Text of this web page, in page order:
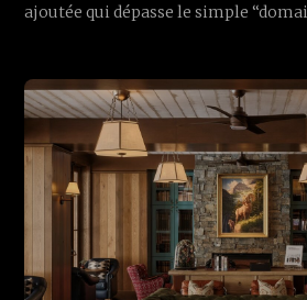
ajoutée qui dépasse le simple